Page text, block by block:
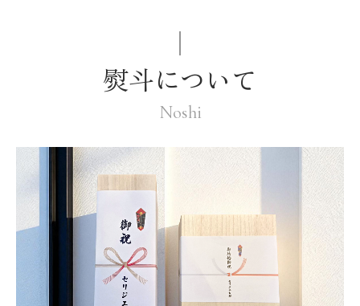
熨斗について
Noshi